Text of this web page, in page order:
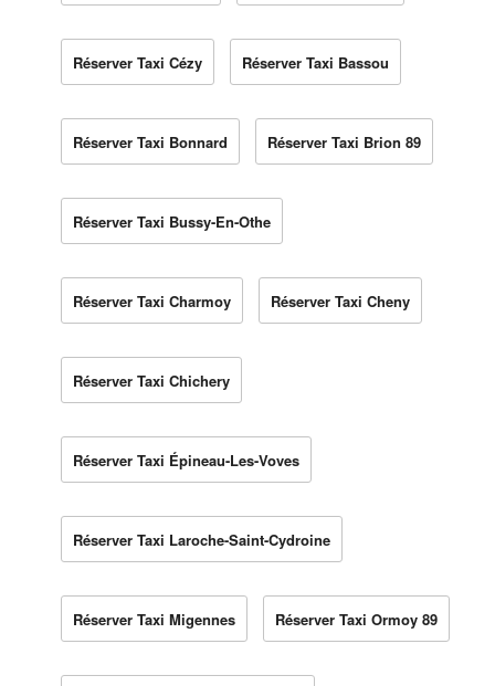
Réserver Taxi Cézy Réserver Taxi Bassou
Réserver Taxi Bonnard Réserver Taxi Brion 89
Réserver Taxi Bussy-En-Othe
Réserver Taxi Charmoy Réserver Taxi Cheny
Réserver Taxi Chichery
Réserver Taxi Épineau-Les-Voves
Réserver Taxi Laroche-Saint-Cydroine
Réserver Taxi Migennes Réserver Taxi Ormoy 89